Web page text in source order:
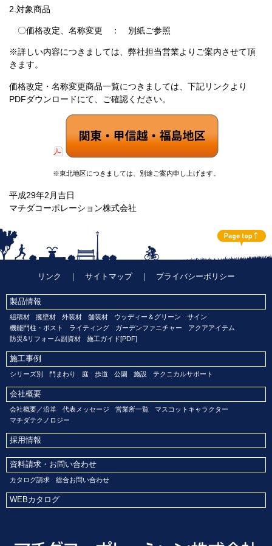
2.対象商品
〇価格改定、名称変更 ： 別紙ご参照
※詳しい内容につきましては、弊社担当営業よりご案内させて頂
きます。
価格改定・名称変更商品一覧につきましては、下記リンクより
PDFダウンロードにて、ご確認ください。
※東北地区につきましては、別途ご案内申し上げます。
平成29年2月吉日
マチダコーポレーション株式会社
リンク ｜ サイトマップ｜ プライバシーポリシー
製品情報
組積材 擁壁材 外装材 舗装材 ウッディー＆グリーン
サイン
機能門柱・ポスト
ライティング ガーデンファニチャー
アクアアイテム
防災&リフォーム副資材
施工ガイド[PDF]
施工事例
シリーズ別 門まわり 庭 歩道 公園 施設 テクニカルサポート
会社概要
会社概要／沿革 代表メッセージ 営業所一覧
マスコットキャラクター
マチダテクノロジー
採用情報
資料請求・お問い合わせ
カタログ請求 総合お問い合わせ
WEBカタログ